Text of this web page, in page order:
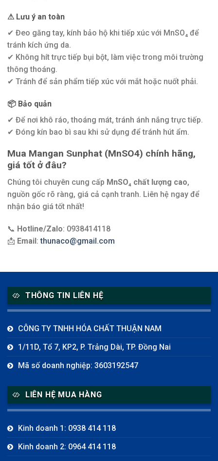
⚠ Lưu ý an toàn
✔ Đeo găng tay, kính bảo hộ khi tiếp xúc với MnSO₄ để
tránh kích ứng da.
✔ Không hít trực tiếp bụi bột, làm việc trong môi trường
thông thoáng.
✔ Tránh để sản phẩm tiếp xúc với mắt hoặc nuốt phải.
📦 Bảo quản
✔ Để nơi khô ráo, thoáng mát, tránh ánh nắng trực tiếp.
✔ Đóng kín bao bì sau khi sử dụng để tránh hút ẩm.
Mua Mangan Sunphat (MnSO4) chính hãng,
giá tốt ở đâu?
Chúng tôi chuyên cung cấp MnSO₄ chất lượng cao,
nguồn gốc rõ ràng, giá cả cạnh tranh. Liên hệ ngay để
nhận báo giá tốt nhất!
📞 Hotline/Zalo: 0938414118
📩 Email:thunaco@gmail.com
THÔNG TIN LIÊN HỆ
CÔNG TY TNHH HÓA CHẤT THUẬN NAM
1/11D, Tổ 7, KP2, P. Trảng Dài, TP. Đồng Nai
Mã số doanh nghiệp: 3603192547
LIÊN HỆ MUA HÀNG
Kinh doanh 1: 0938 414 118
Kinh doanh 2: 0964 414 118